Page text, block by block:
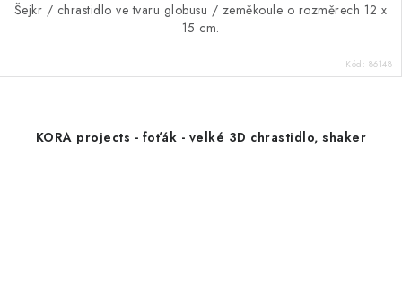
Šejkr / chrastidlo ve tvaru globusu / zeměkoule o rozměrech 12 x
15 cm.
Kód: 86148
KORA projects - foťák - velké 3D chrastidlo, shaker